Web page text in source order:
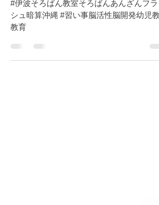
#伊波そろばん教室そろばんあんざんフラ
シュ暗算沖縄 #習い事脳活性脳開発幼児教
教育